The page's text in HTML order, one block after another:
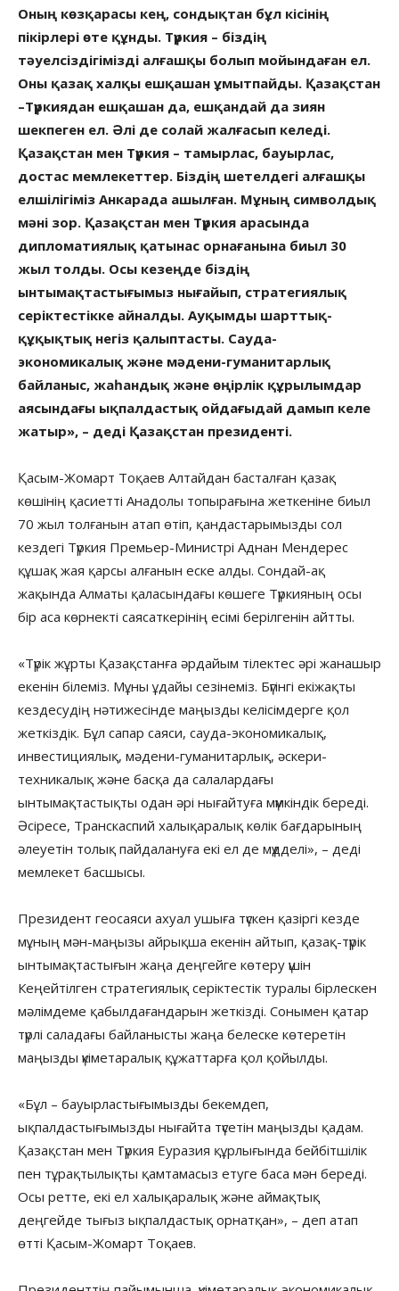
Оның көзқарасы кең, сондықтан бұл кісінің
пікірлері өте құнды. Түркия – біздің
тәуелсіздігімізді алғашқы болып мойындаған ел.
Оны қазақ халқы ешқашан ұмытпайды. Қазақстан
–Түркиядан ешқашан да, ешқандай да зиян
шекпеген ел. Әлі де солай жалғасып келеді.
Қазақстан мен Түркия – тамырлас, бауырлас,
достас мемлекеттер. Біздің шетелдегі алғашқы
елшілігіміз Анкарада ашылған. Мұның символдық
мәні зор. Қазақстан мен Түркия арасында
дипломатиялық қатынас орнағанына биыл 30
жыл толды. Осы кезеңде біздің
ынтымақтастығымыз нығайып, стратегиялық
серіктестікке айналды. Ауқымды шарттық-
құқықтық негіз қалыптасты. Сауда-
экономикалық және мәдени-гуманитарлық
байланыс, жаһандық және өңірлік құрылымдар
аясындағы ықпалдастық ойдағыдай дамып келе
жатыр», – деді Қазақстан президенті.
Қасым-Жомарт Тоқаев Алтайдан басталған қазақ
көшінің қасиетті Анадолы топырағына жеткеніне биыл
70 жыл толғанын атап өтіп, қандастарымызды сол
кездегі Түркия Премьер-Министрі Аднан Мендерес
құшақ жая қарсы алғанын еске алды. Сондай-ақ
жақында Алматы қаласындағы көшеге Түркияның осы
бір аса көрнекті саясаткерінің есімі берілгенін айтты.
«Түрік жұрты Қазақстанға әрдайым тілектес әрі жанашыр
екенін білеміз. Мұны ұдайы сезінеміз. Бүгінгі екіжақты
кездесудің нәтижесінде маңызды келісімдерге қол
жеткіздік. Бұл сапар саяси, сауда-экономикалық,
инвестициялық, мәдени-гуманитарлық, әскери-
техникалық және басқа да салалардағы
ынтымақтастықты одан әрі нығайтуға мүмкіндік береді.
Әсіресе, Транскаспий халықаралық көлік бағдарының
әлеуетін толық пайдалануға екі ел де мүдделі», – деді
мемлекет басшысы.
Президент геосаяси ахуал ушыға түскен қазіргі кезде
мұның мән-маңызы айрықша екенін айтып, қазақ-түрік
ынтымақтастығын жаңа деңгейге көтеру үшін
Кеңейтілген стратегиялық серіктестік туралы бірлескен
мәлімдеме қабылдағандарын жеткізді. Сонымен қатар
түрлі саладағы байланысты жаңа белеске көтеретін
маңызды үкіметаралық құжаттарға қол қойылды.
«Бұл – бауырластығымызды бекемдеп,
ықпалдастығымызды нығайта түсетін маңызды қадам.
Қазақстан мен Түркия Еуразия құрлығында бейбітшілік
пен тұрақтылықты қамтамасыз етуге баса мән береді.
Осы ретте, екі ел халықаралық және аймақтық
деңгейде тығыз ықпалдастық орнатқан», – деп атап
өтті Қасым-Жомарт Тоқаев.